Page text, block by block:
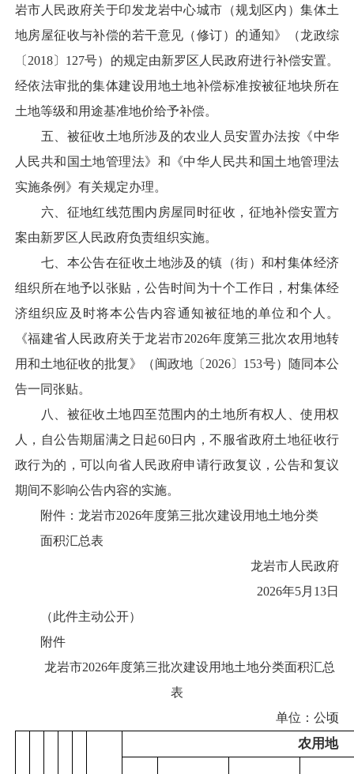
岩市人民政府关于印发龙岩中心城市（规划区内）集体土
地房屋征收与补偿的若干意见（修订）的通知》（龙政综
〔2018〕127号）的规定由新罗区人民政府进行补偿安置。
经依法审批的集体建设用地土地补偿标准按被征地块所在
土地等级和用途基准地价给予补偿。
五、被征收土地所涉及的农业人员安置办法按《中华
人民共和国土地管理法》和《中华人民共和国土地管理法
实施条例》有关规定办理。
六、征地红线范围内房屋同时征收，征地补偿安置方
案由新罗区人民政府负责组织实施。
七、本公告在征收土地涉及的镇（街）和村集体经济
组织所在地予以张贴，公告时间为十个工作日，村集体经
济组织应及时将本公告内容通知被征地的单位和个人。
《福建省人民政府关于龙岩市2026年度第三批次农用地转
用和土地征收的批复》（闽政地〔2026〕153号）随同本公
告一同张贴。
八、被征收土地四至范围内的土地所有权人、使用权
人，自公告期届满之日起60日内，不服省政府土地征收行
政行为的，可以向省人民政府申请行政复议，公告和复议
期间不影响公告内容的实施。
附件：龙岩市2026年度第三批次建设用地土地分类
面积汇总表
龙岩市人民政府
2026年5月13日
（此件主动公开）
附件
龙岩市2026年度第三批次建设用地土地分类面积汇总
表
单位：公顷
农用地